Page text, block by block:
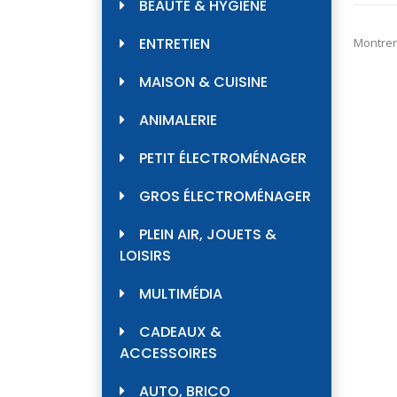
BEAUTÉ & HYGIÈNE
ENTRETIEN
MAISON & CUISINE
ANIMALERIE
PETIT ÉLECTROMÉNAGER
GROS ÉLECTROMÉNAGER
PLEIN AIR, JOUETS &
LOISIRS
MULTIMÉDIA
CADEAUX &
ACCESSOIRES
AUTO, BRICO